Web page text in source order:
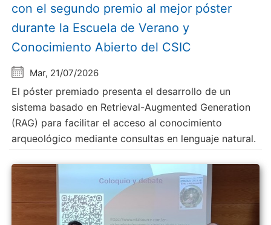
con el segundo premio al mejor póster
durante la Escuela de Verano y
Conocimiento Abierto del CSIC
Mar, 21/07/2026
El póster premiado presenta el desarrollo de un
sistema basado en Retrieval-Augmented Generation
(RAG) para facilitar el acceso al conocimiento
arqueológico mediante consultas en lenguaje natural.